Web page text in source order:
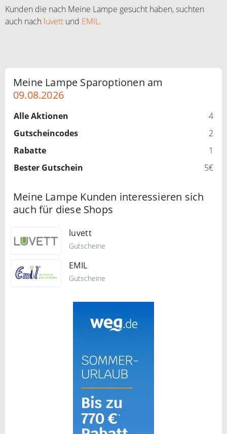
Kunden die nach Meine Lampe gesucht haben, suchten
auch nach luvett und EMIL.
Meine Lampe Sparoptionen am
09.08.2026
Alle Aktionen
4
Gutscheincodes
2
Rabatte
1
Bester Gutschein
5€
Meine Lampe Kunden interessieren sich
auch für diese Shops
luvett
Gutscheine
EMIL
Gutscheine